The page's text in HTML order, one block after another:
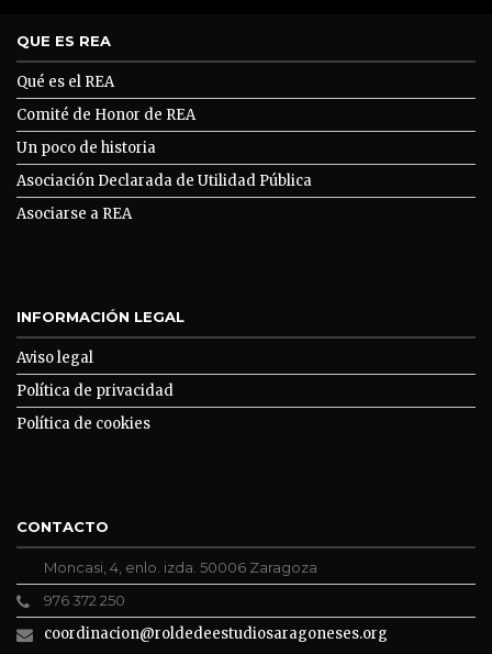
QUE ES REA
Qué es el REA
Comité de Honor de REA
Un poco de historia
Asociación Declarada de Utilidad Pública
Asociarse a REA
INFORMACIÓN LEGAL
Aviso legal
Política de privacidad
Política de cookies
CONTACTO
Moncasi, 4, enlo. izda. 50006 Zaragoza
976 372 250
coordinacion@roldedeestudiosaragoneses.org